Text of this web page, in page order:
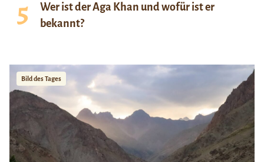
Wer ist der Aga Khan und wofür ist er
bekannt?
Bild des Tages